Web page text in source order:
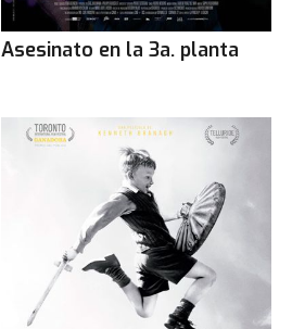
Asesinato en la 3a. planta